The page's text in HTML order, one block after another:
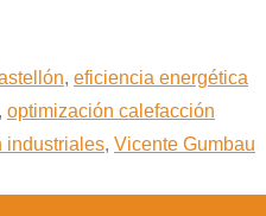
, eficiencia energética
, optimización calefacción
industriales, Vicente Gumbau